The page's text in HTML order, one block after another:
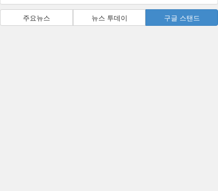
주요뉴스 뉴스 투데이 구글 스탠드